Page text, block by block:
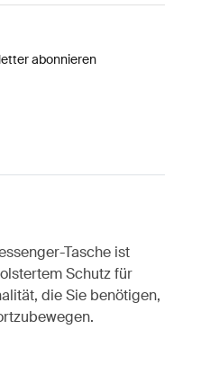
abonnieren
Tasche ist
Schutz für
die Sie benötigen,